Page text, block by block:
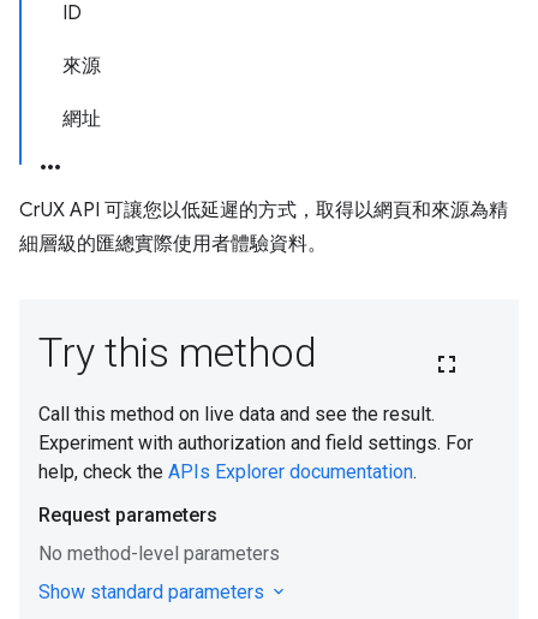
ID
來源
網址
CrUX API 可讓您以低延遲的方式，取得以網頁和來源為精
細層級的匯總實際使用者體驗資料。